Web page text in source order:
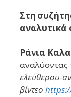
Στη
αναλυτικά
Ράνια
αναλύοντας
ελεύθερου-
βίντεο